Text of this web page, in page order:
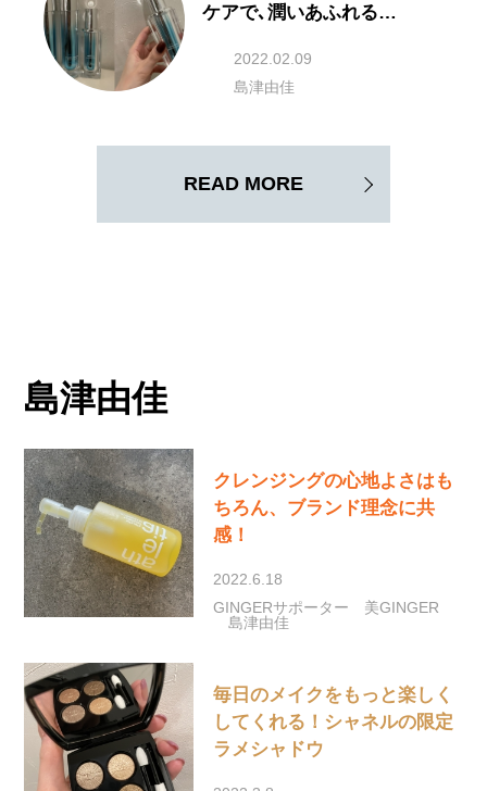
ケアで､潤いあふれる透
2022.02.09
島津由佳
READ MORE
島津由佳
クレンジングの心地よさはも
ちろん、ブランド理念に共
感！
2022.6.18
GINGERサポーター
美GINGER
島津由佳
毎日のメイクをもっと楽しく
してくれる！シャネルの限定
ラメシャドウ